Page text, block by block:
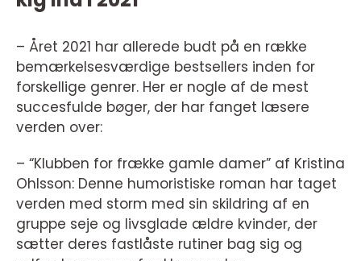
– Året 2021 har allerede budt på en række
bemærkelsesværdige bestsellers inden for
forskellige genrer. Her er nogle af de mest
succesfulde bøger, der har fanget læsere
verden over:
– “Klubben for frække gamle damer” af Kristina
Ohlsson: Denne humoristiske roman har taget
verden med storm med sin skildring af en
gruppe seje og livsglade ældre kvinder, der
sætter deres fastlåste rutiner bag sig og